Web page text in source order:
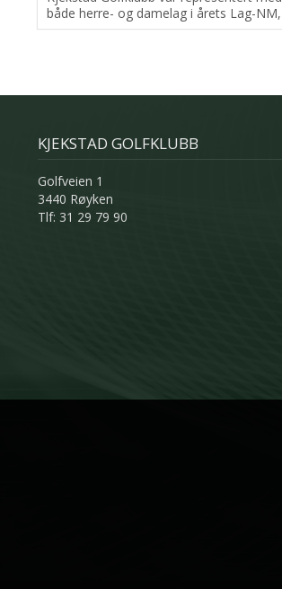
både herre- og damelag i årets Lag-NM,
hvor begge lagene kjempet godt
KJEKSTAD GOLFKLUBB
Golfveien 1
3440 Røyken
Tlf: 31 29 79 90